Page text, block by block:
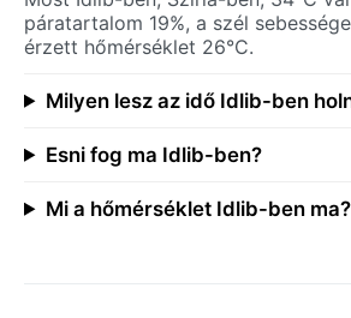
páratartalom 19%, a szél
érzett hőmérséklet 26°C.
Milyen lesz az idő Idlib-ben
Esni fog ma Idlib-ben?
Mi a hőmérséklet Idlib-ben ma?